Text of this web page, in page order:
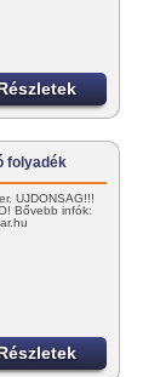
folyadék
ÚJDONSÁG!!!
Bővebb infók: